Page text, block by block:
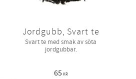
Jordgubb, Svart te
Svart te med smak av söta
jordgubbar.
65 KR